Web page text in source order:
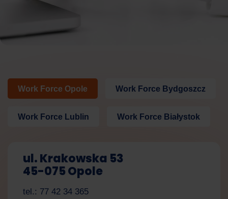
Work Force Opole Work Force Bydgoszcz
Work Force Lublin Work Force Białystok
ul. Krakowska 53
45-075 Opole
tel.: 77 42 34 365